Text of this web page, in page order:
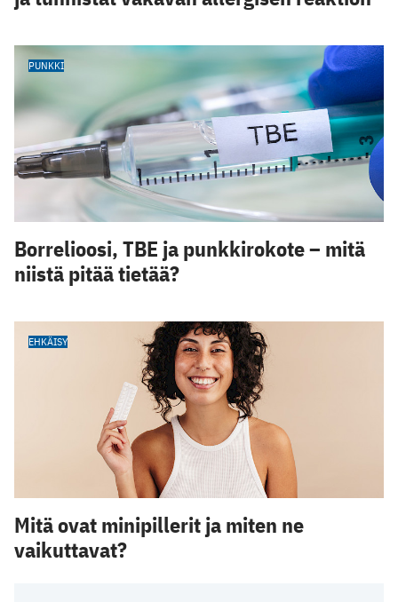
PUNKKI
Borrelioosi, TBE ja punkkirokote – mitä
niistä pitää tietää?
EHKÄISY
Mitä ovat minipillerit ja miten ne
vaikuttavat?